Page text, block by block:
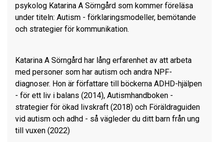
psykolog Katarina A Sörngård som kommer föreläsa
under titeln: Autism - förklaringsmodeller, bemötande
och strategier för kommunikation.
Katarina A Sörngård har lång erfarenhet av att arbeta
med personer som har autism och andra NPF-
diagnoser. Hon är författare till böckerna ADHD-hjälpen
- för ett liv i balans (2014), Autismhandboken -
strategier för ökad livskraft (2018) och Föräldraguiden
vid autism och adhd - så vägleder du ditt barn från ung
till vuxen (2022)